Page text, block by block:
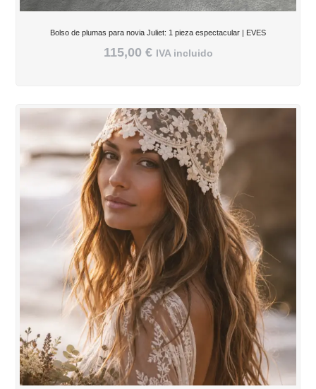
Bolso de plumas para novia Juliet: 1 pieza espectacular | EVES
115,00 € IVA incluido